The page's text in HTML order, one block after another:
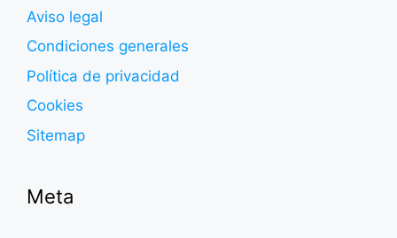
Aviso legal
Condiciones generales
Política de privacidad
Cookies
Sitemap
Meta